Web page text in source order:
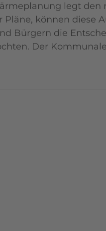
legt
können diese
Bürgern die
Der